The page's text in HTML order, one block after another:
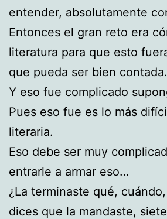
entender, absolutamente
Entonces el gran reto era
literatura para que esto
que pueda ser bien
Y eso fue complicado
Pues eso fue es lo más
literaria.
Eso debe ser muy
entrarle a armar eso…
¿La terminaste qué,
dices que la mandaste,